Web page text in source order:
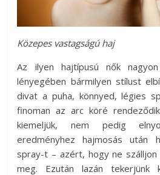
Közepes vastagságú haj
Az ilyen hajtípusú nők
lényegében bármilyen stílust
divat a puha, könnyed, légies
finoman az arc köré
kiemeljük, nem pedig
eredményhez hajmosás után
spray-t – azért, hogy ne
meg. Ezután lazán tekerjünk